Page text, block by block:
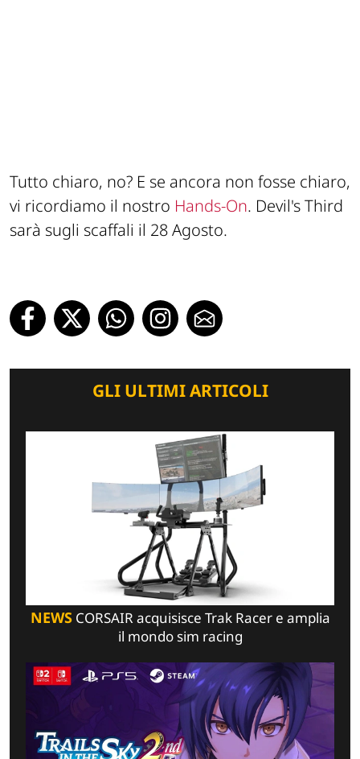
Tutto chiaro, no? E se ancora non fosse chiaro,
vi ricordiamo il nostro Hands-On. Devil's Third
sarà sugli scaffali il 28 Agosto.
GLI ULTIMI ARTICOLI
NEWSCORSAIR acquisisce Trak Racer e amplia
il mondo sim racing